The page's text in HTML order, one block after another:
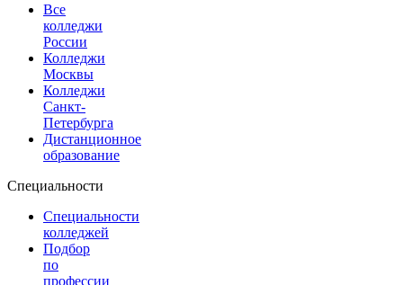
Все
колледжи
России
Колледжи
Москвы
Колледжи
Санкт-
Петербурга
Дистанционное
образование
Специальности
Специальности
колледжей
Подбор
по
профессии